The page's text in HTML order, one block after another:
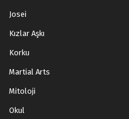
Josei
Kızlar Aşkı
Korku
Martial Arts
Mitoloji
Okul